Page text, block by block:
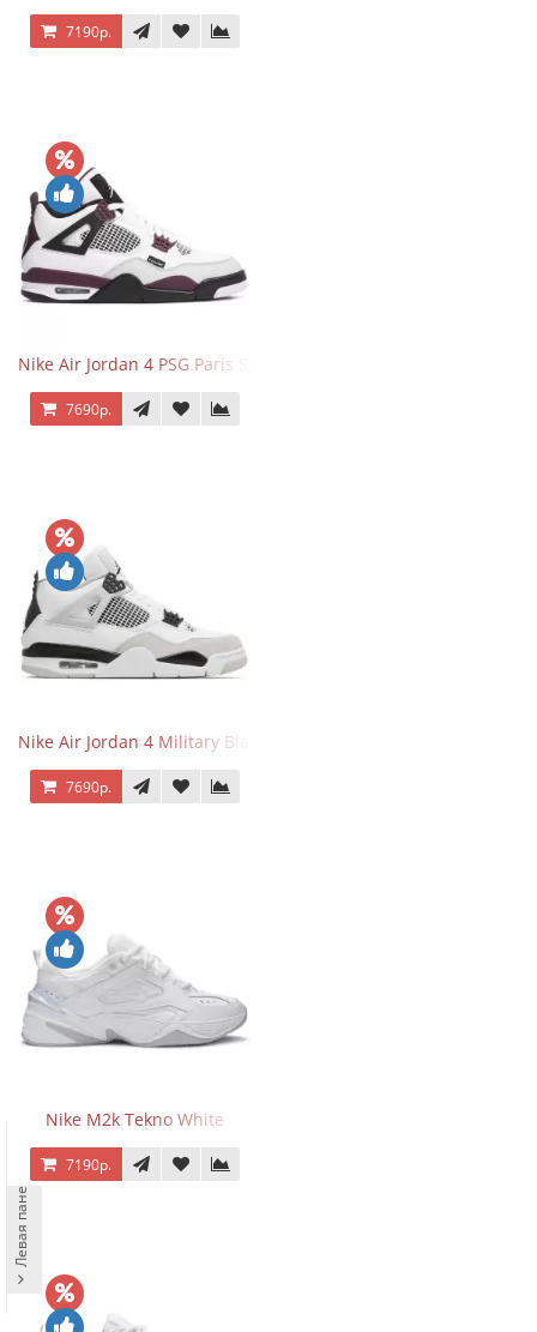
7190р.
Nike Air Jordan 4 PSG Paris Saint Germain
7690р.
Nike Air Jordan 4 Military Black
7690р.
Nike M2k Tekno White
7190р.
Левая панель